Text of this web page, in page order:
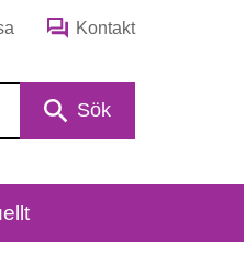
Kontakt
Sök